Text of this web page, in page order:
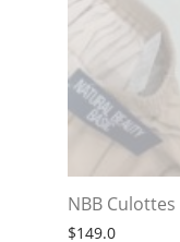
NBB Culottes
$149.0